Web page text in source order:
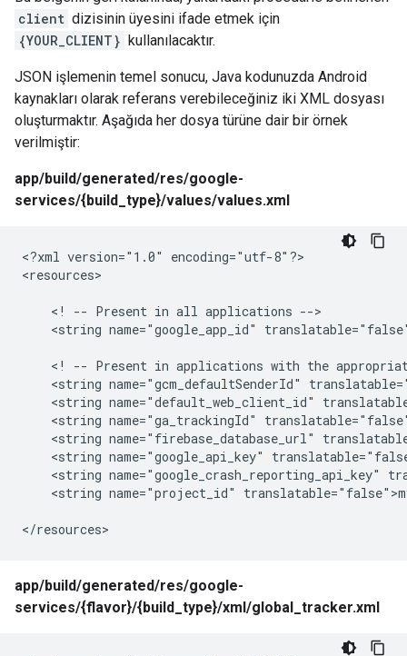
client dizisinin üyesini ifade etmek için
{YOUR_CLIENT} kullanılacaktır.
JSON işlemenin temel sonucu, Java kodunuzda Android
kaynakları olarak referans verebileceğiniz iki XML dosyası
oluşturmaktır. Aşağıda her dosya türüne dair bir örnek
verilmiştir:
app/build/generated/res/google-
services/{build_type}/values/values.xml
<?xml version="1.0" encoding="utf-8"?>
<resources>
    <! -- Present in all applications -->
<string name="google_app_id"
<! -- Present in applications with the
<string name="gcm_defaultSenderId"
<string name="default_web_client_id"
<string name="ga_trackingId"
<string name="firebase_database_url"
<string name="google_api_key"
<string name="google_crash_reporting_api_key"
<string name="project_id"
</resources>
app/build/generated/res/google-
services/{flavor}/{build_type}/xml/global_tracker.xml